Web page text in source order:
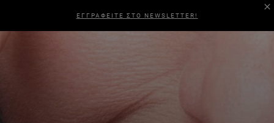
ΕΓΓΡΑΦΕΙΤΕ ΣΤΟ NEWSLETTER!